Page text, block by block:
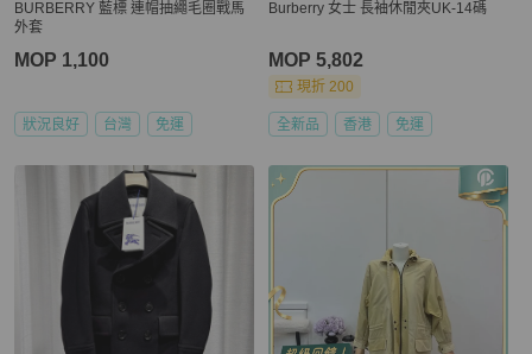
BURBERRY 藍標 連帽抽繩毛圈戰馬
外套
MOP 1,100
狀況良好 台灣 免運
Burberry 女士 長袖休閒夾UK-14碼
MOP 5,802
現折 200
全新品 香港 免運